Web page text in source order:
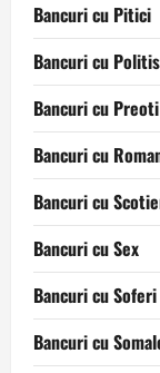
Bancuri cu Pitici
Bancuri cu
Bancuri cu Preoti
Bancuri cu
Bancuri cu
Bancuri cu Sex
Bancuri cu Soferi
Bancuri cu